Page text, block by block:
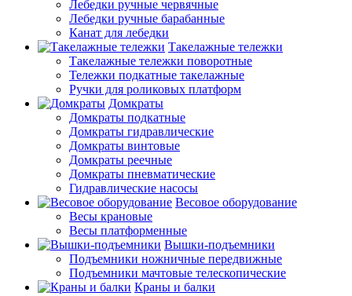
Лебедки ручные червячные
Лебедки ручные барабанные
Канат для лебедки
Такелажные тележки
Такелажные тележки поворотные
Тележки подкатные такелажные
Ручки для роликовых платформ
Домкраты
Домкраты подкатные
Домкраты гидравлические
Домкраты винтовые
Домкраты реечные
Домкраты пневматические
Гидравлические насосы
Весовое оборудование
Весы крановые
Весы платформенные
Вышки-подъемники
Подъемники ножничные передвижные
Подъемники мачтовые телескопические
Краны и балки